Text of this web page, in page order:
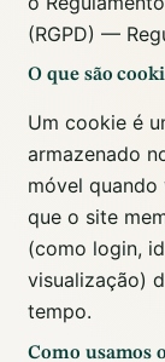
(RGPD) —
O que são
Um cookie é
armazenado
móvel
que o site
(como login,
visualização)
tempo.
Como usamos